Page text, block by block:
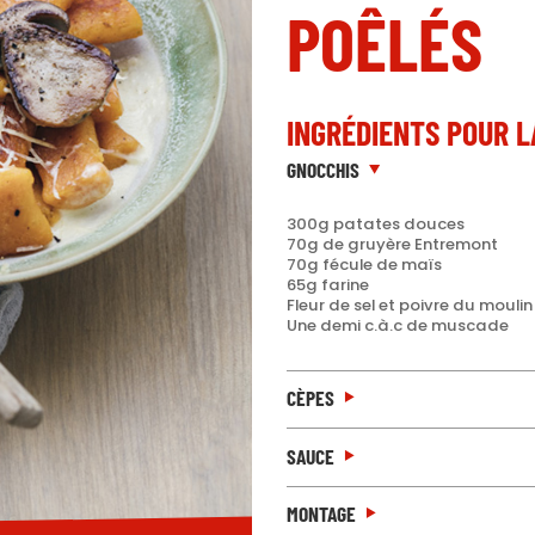
POÊLÉS
INGRÉDIENTS POUR
GNOCCHIS
300g patates douces
70g de gruyère Entremont
70g fécule de maïs
65g farine
Fleur de sel et poivre du moulin
Une demi c.à.c de muscade
CÈPES
SAUCE
MONTAGE